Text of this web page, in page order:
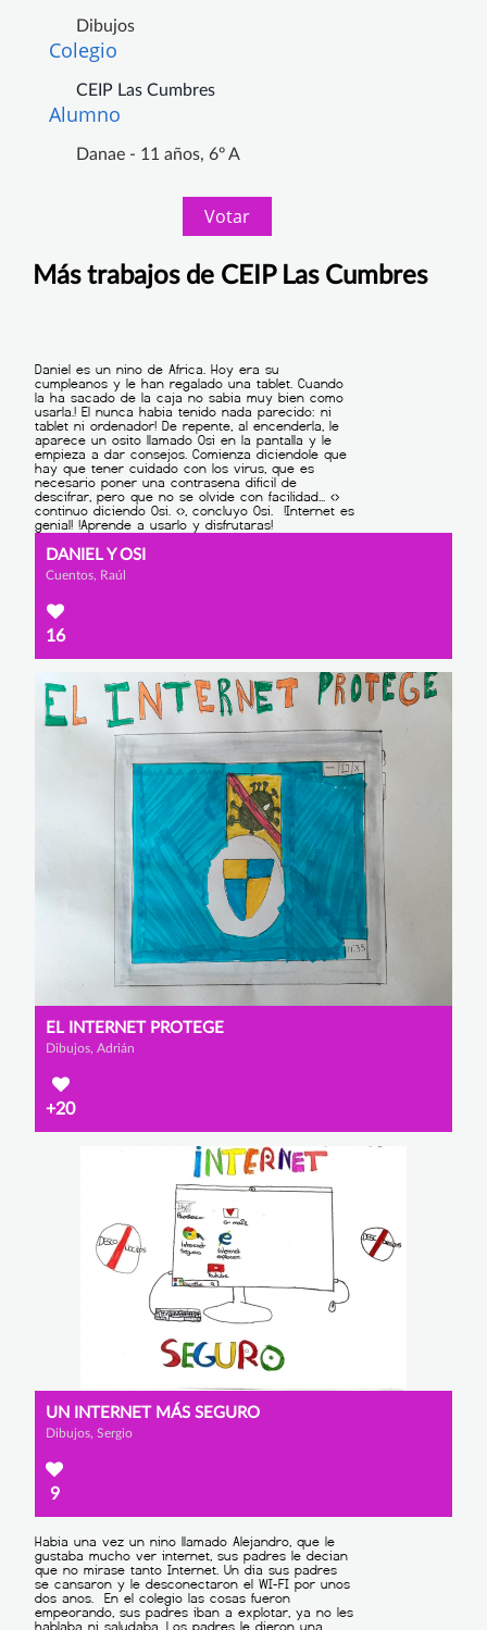
Dibujos
Colegio
CEIP Las Cumbres
Alumno
Danae - 11 años, 6º A
Votar
Más trabajos de CEIP Las Cumbres
DANIEL Y OSI
Cuentos, Raúl
16
EL INTERNET PROTEGE
Dibujos, Adrián
+20
UN INTERNET MÁS SEGURO
Dibujos, Sergio
9